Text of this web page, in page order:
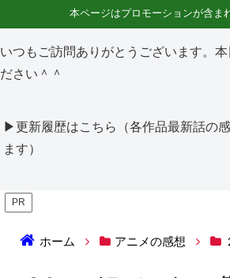
本ページはプロモーションが含ま
いつもご訪問ありがとうございます。本
ださい＾＾
▶更新履歴はこちら（各作品最新話の
ます）
PR
ホーム アニメの感想